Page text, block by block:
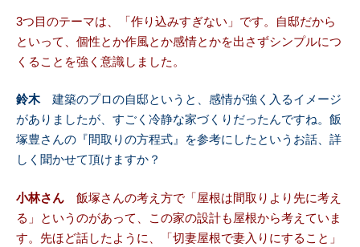
3つ目のテーマは、「作り込みすぎない」です。自邸だから
といって、個性とか作風とか感情とかを出さずシンプルにつ
くることを強く意識しました。
鈴木建築のプロの自邸というと、感情が強く入るイメージ
がありましたが、すごく冷静な家づくりだったんですね。飯
塚豊さんの『間取りの方程式』を参考にしたというお話、詳
しく聞かせて頂けますか？
小林さん 飯塚さんの考え方で「屋根は間取りより先に考え
る」というのがあって、この家の設計も屋根から考えていま
す。先ほど話したように、「切妻屋根で妻入りにすること」